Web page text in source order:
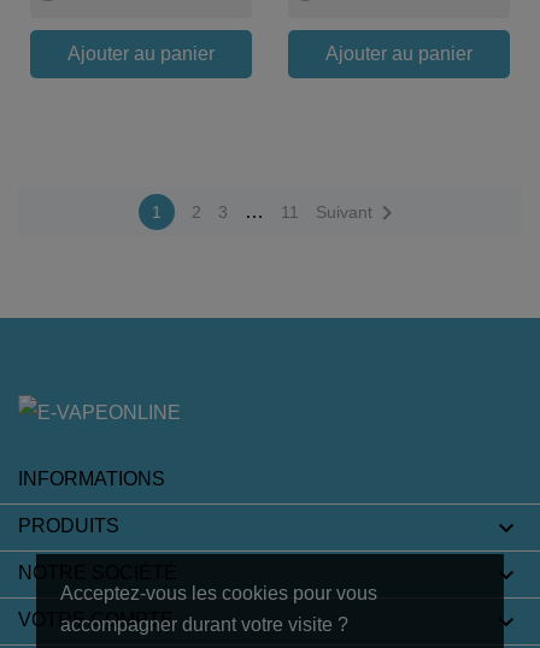
Acceptez-vous les cookies pour vous
accompagner durant votre visite ?
Ajouter au panier Ajouter au panier
1 2 3 … 11 Suivant 
INFORMATIONS
PRODUITS 
NOTRE SOCIÉTÉ 
VOTRE COMPTE 